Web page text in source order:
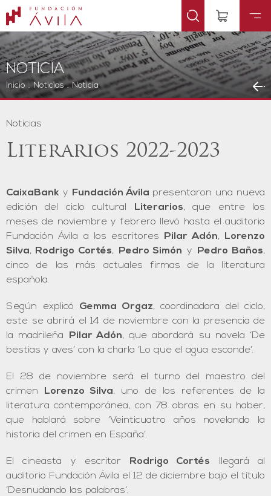
NOTICIA
Inicio . Noticias . Noticia
Noticias
Literarios 2022-2023
CaixaBank y Fundación Ávila presentaron una nueva
edición del ciclo cultural
Literarios, que entre los
meses de noviembre y febrero llevó hasta el auditorio
Fundación Ávila a los escritores
Pilar Adón,
Lorenzo
Silva, Rodrigo Cortés, Pedro Simón y Pedro Baños,
cinco de las más actuales firmas de la literatura
española.
Según explicó Gemma Orgaz, coordinadora del ciclo,
este se abrirá el 14 de noviembre con la presencia de
la madrileña
Pilar Adón, que abordará su novela ‘De
bestias y aves’ con la charla ‘Lo que el agua esconde’.
El 28 de noviembre será el turno del maestro del
crimen
Lorenzo Silva, uno de los referentes de la
literatura contemporánea, con 78 obras en su haber,
que hablará sobre ‘Veinticuatro años novelando la
historia del crimen en España’.
El cineasta y escritor Rodrigo Cortés llegará al
auditorio Fundación Ávila el 12 de diciembre bajo el título
‘Desnudando las palabras’.